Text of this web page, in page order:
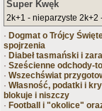
Super Kwęk
2k+1 - nieparzyste 2k+2
· Dogmat o Trójcy
spojrzenia
· Diabeł tasmański i
· Sześcienne odchody-
· Wszechświat
· Własność, podatki i
blokuje i niszczy
· Football i "okolice"